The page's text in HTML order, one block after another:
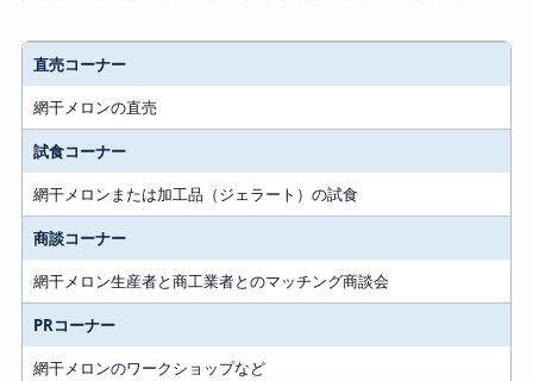
コーナー
内容
直売コーナー
網干メロンの直売
試食コーナー
網干メロンまたは加工品（ジェラート）の試食
商談コーナー
網干メロン生産者と商工業者とのマッチング商談会
PRコーナー
網干メロンのワークショップなど